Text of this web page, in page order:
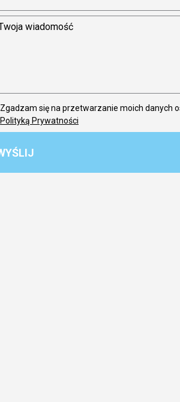
Zgadzam się na przetwarzanie moich danych
Polityką Prywatności